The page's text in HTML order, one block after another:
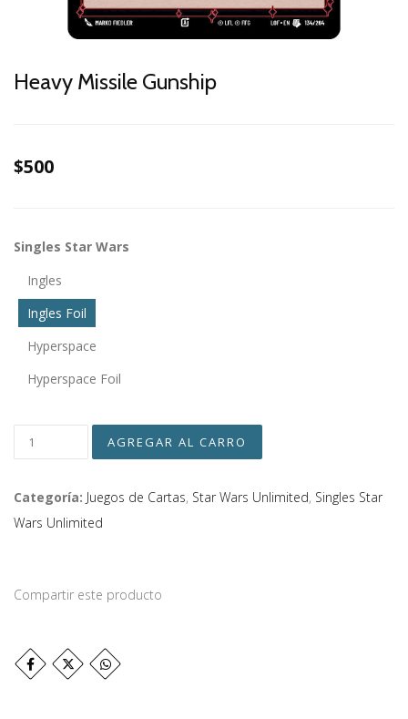
Heavy Missile Gunship
$500
Singles Star Wars
Ingles
Ingles Foil
Hyperspace
Hyperspace Foil
Categoría: Juegos de Cartas, Star Wars Unlimited, Singles Star
Wars Unlimited
Compartir este producto